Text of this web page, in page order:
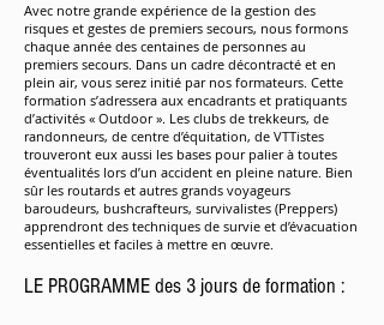
Avec notre grande expérience de la gestion des
risques et gestes de premiers secours, nous formons
chaque année des centaines de personnes au
premiers secours. Dans un cadre décontracté et en
plein air, vous serez initié par nos formateurs. Cette
formation s’adressera aux encadrants et pratiquants
d’activités « Outdoor ». Les clubs de trekkeurs, de
randonneurs, de centre d’équitation, de VTTistes
trouveront eux aussi les bases pour palier à toutes
éventualités lors d’un accident en pleine nature. Bien
sûr les routards et autres grands voyageurs
baroudeurs, bushcrafteurs, survivalistes (Preppers)
apprendront des techniques de survie et d’évacuation
essentielles et faciles à mettre en œuvre.
LE PROGRAMME des 3 jours de formation :